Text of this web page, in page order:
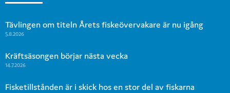
Tävlingen om titeln Årets fiskeövervakare är nu igång
5.8.2026
Kräftsäsongen börjar nästa vecka
14.7.2026
Fisketillstånden är i skick hos en stor del av fiskarna